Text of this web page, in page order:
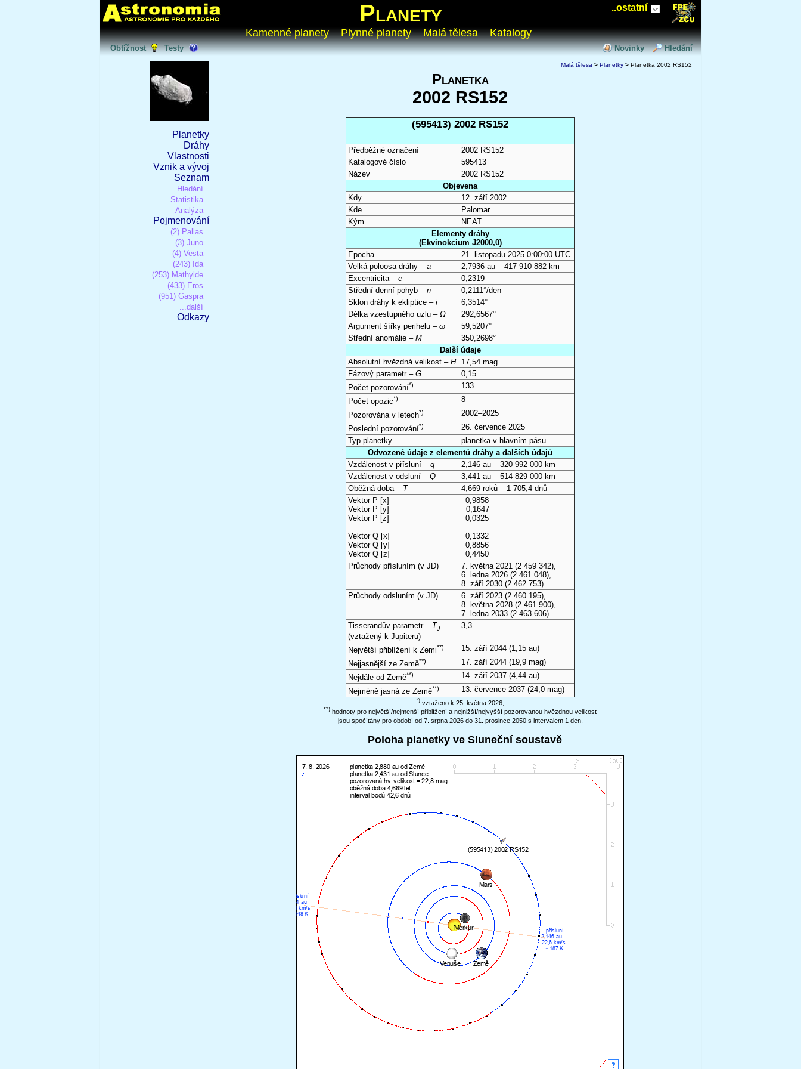
..ostatní
Planety
Kamenné planety Plynné planety Malá tělesa Katalogy
Obtížnost Testy Novinky Hledání
Planetky
Dráhy
Vlastnosti
Vznik a vývoj
Seznam
Hledání
Statistika
Analýza
Pojmenování
(2) Pallas
(3) Juno
(4) Vesta
(243) Ida
(253) Mathylde
(433) Eros
(951) Gaspra
...další
Odkazy
Malá tělesa > Planetky > Planetka 2002 RS152
Planetka
2002 RS152
(595413) 2002 RS152
Předběžné označení
2002 RS152
Katalogové číslo
595413
Název
2002 RS152
Objevena
Kdy
12. září 2002
Kde
Palomar
Kým
NEAT
Elementy dráhy
(Ekvinokcium J2000,0)
Epocha
21. listopadu 2025 0:00:00 UTC
Velká poloosa dráhy – a
2,7936 au – 417 910 882 km
Excentricita – e
0,2319
Střední denní pohyb – n
0,2111°/den
Sklon dráhy k ekliptice – i
6,3514°
Délka vzestupného uzlu – Ω
292,6567°
Argument šířky perihelu – ω
59,5207°
Střední anomálie – M
350,2698°
Další údaje
Absolutní hvězdná velikost – H
17,54 mag
Fázový parametr – G
0,15
Počet pozorování*)
133
Počet opozic*)
8
Pozorována v letech*)
2002–2025
Poslední pozorování*)
26. července 2025
Typ planetky
planetka v hlavním pásu
Odvozené údaje z elementů dráhy a dalších údajů
Vzdálenost v přísluní – q
2,146 au – 320 992 000 km
Vzdálenost v odsluní – Q
3,441 au – 514 829 000 km
Oběžná doba – T
4,669 roků – 1 705,4 dnů
Vektor P [x]
Vektor P [y]
Vektor P [z]
Vektor Q [x]
Vektor Q [y]
Vektor Q [z]
0,9858
−0,1647
0,0325
0,1332
0,8856
0,4450
Průchody přísluním (v JD) 7. května 2021 (2 459 342),
6. ledna 2026 (2 461 048),
8. září 2030 (2 462 753)
Průchody odsluním (v JD) 6. září 2023 (2 460 195),
8. května 2028 (2 461 900),
7. ledna 2033 (2 463 606)
Tisserandův parametr – TJ
(vztažený k Jupiteru)
3,3
Největší přiblížení k Zemi**) 15. září 2044 (1,15 au)
Nejjasnější ze Země**) 17. září 2044 (19,9 mag)
Nejdále od Země**) 14. září 2037 (4,44 au)
Nejméně jasná ze Země**) 13. července 2037 (24,0 mag)
*) vztaženo k 25. května 2026;
**) hodnoty pro největší/nejmenší přiblížení a nejnižší/nejvyšší pozorovanou hvězdnou velikost
jsou spočítány pro období od 7. srpna 2026 do 31. prosince 2050 s intervalem 1 den.
Poloha planetky ve Sluneční soustavě